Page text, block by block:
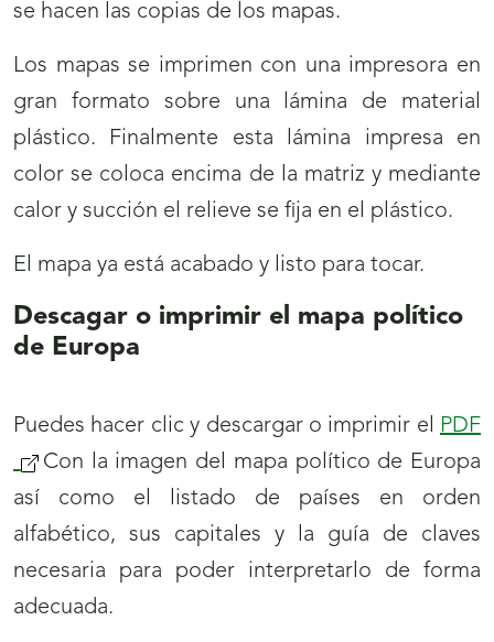
se hacen las copias de los mapas.
Los mapas se imprimen con una impresora en
gran formato sobre una lámina de material
plástico. Finalmente esta lámina impresa en
color se coloca encima de la matriz y mediante
calor y succión el relieve se fija en el plástico.
El mapa ya está acabado y listo para tocar.
Descagar o imprimir el mapa político
de Europa
Puedes hacer clic y descargar o imprimir el PDF
Con la imagen del mapa político de Europa
así como el listado de países en orden
alfabético, sus capitales y la guía de claves
necesaria para poder interpretarlo de forma
adecuada.